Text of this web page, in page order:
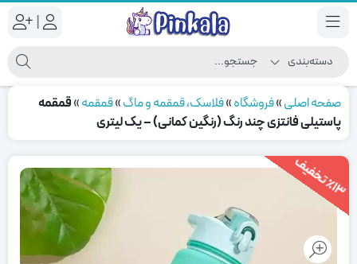
|
صفحه اصلی»فروشگاه»فلاسک، قمقمه و ماگ»قمقمه»قمقمه
پاستیلی فانتزی چند رنگ (رنگین کمانی) – یک لیتری
٪1
3
ت
خ
ف
یف